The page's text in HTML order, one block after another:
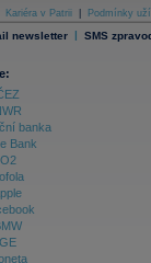
Kariéra v Patrii Podmínky
newsletter | SMS
banka
Bank